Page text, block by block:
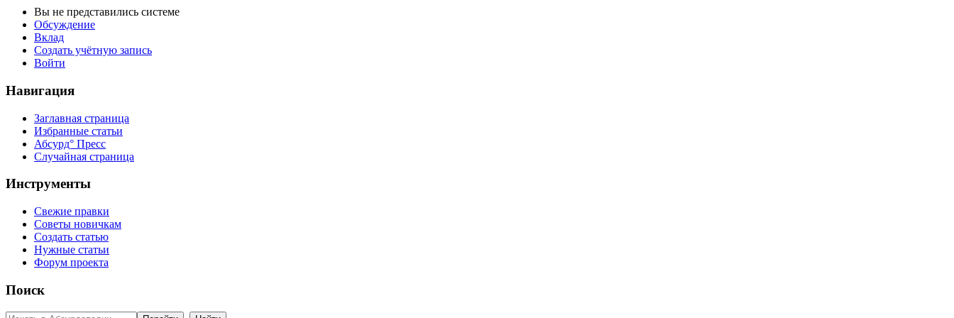
Вы не представились системе
Обсуждение
Вклад
Создать учётную запись
Войти
Навигация
Заглавная страница
Избранные статьи
Абсурд° Пресс
Случайная страница
Инструменты
Свежие правки
Советы новичкам
Создать статью
Нужные статьи
Форум проекта
Поиск